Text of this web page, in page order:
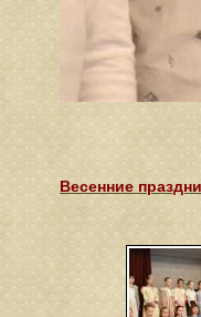
Весенние